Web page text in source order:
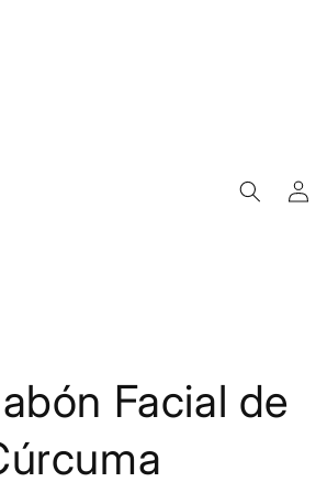
Iniciar
sesión
Facial de